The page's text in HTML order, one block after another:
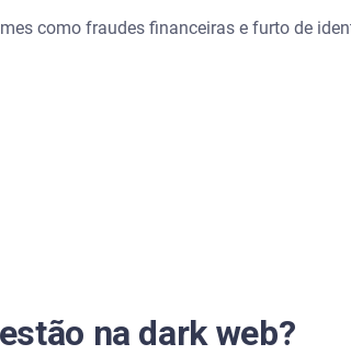
como fraudes financeiras e furto de
na dark web?